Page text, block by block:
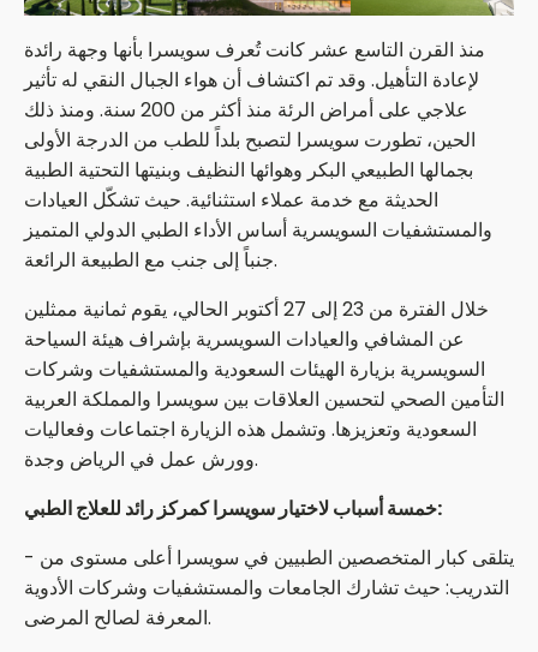
منذ القرن التاسع عشر كانت تُعرف سويسرا بأنها وجهة رائدة
لإعادة التأهيل. وقد تم اكتشاف أن هواء الجبال النقي له تأثير
علاجي على أمراض الرئة منذ أكثر من 200 سنة. ومنذ ذلك
الحين، تطورت سويسرا لتصبح بلداً للطب من الدرجة الأولى
بجمالها الطبيعي البكر وهوائها النظيف وبنيتها التحتية الطبية
الحديثة مع خدمة عملاء استثنائية. حيث تشكّل العيادات
والمستشفيات السويسرية أساس الأداء الطبي الدولي المتميز
جنباً إلى جنب مع الطبيعة الرائعة.
خلال الفترة من 23 إلى 27 أكتوبر الحالي، يقوم ثمانية ممثلين
عن المشافي والعيادات السويسرية بإشراف هيئة السياحة
السويسرية بزيارة الهيئات السعودية والمستشفيات وشركات
التأمين الصحي لتحسين العلاقات بين سويسرا والمملكة العربية
السعودية وتعزيزها. وتشمل هذه الزيارة اجتماعات وفعاليات
وورش عمل في الرياض وجدة.
خمسة أسباب لاختيار سويسرا كمركز رائد للعلاج الطبي:
- يتلقى كبار المتخصصين الطبيين في سويسرا أعلى مستوى من
التدريب: حيث تشارك الجامعات والمستشفيات وشركات الأدوية
المعرفة لصالح المرضى.